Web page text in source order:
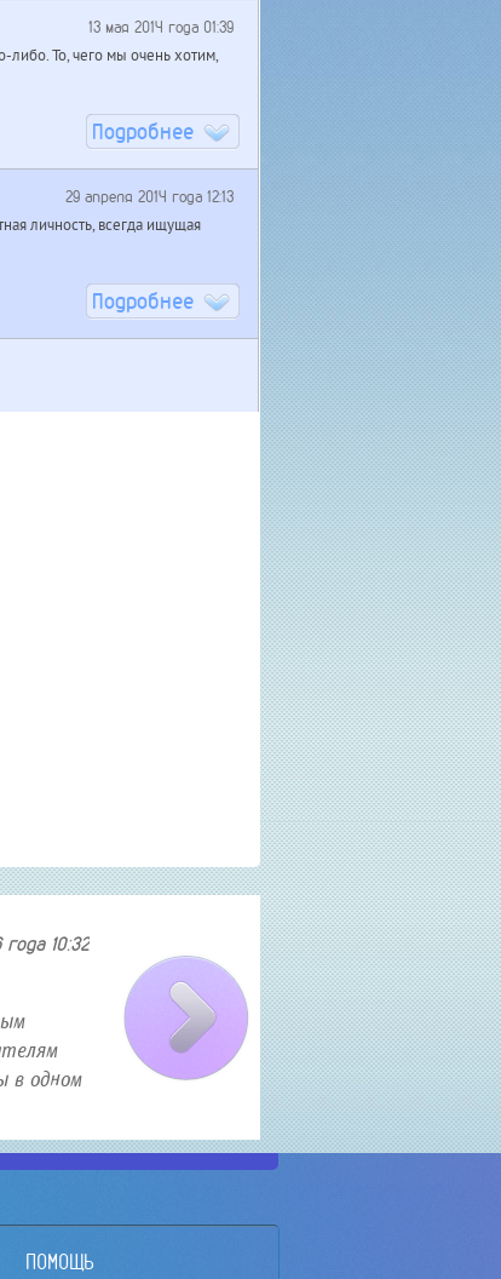
13 мая 2014 года 01:39
либо. То, чего мы очень хотим,
Подробнее
29 апреля 2014 года 12:13
личность, всегда ищущая
Подробнее
10:32
в одном
Как найти и приобрести
В современном мире полеты становятся
искать авиабилеты по выгодным ценам.
то эта статья именно для вас. В ней я
о секретных трюка...
ПОМОЩЬ